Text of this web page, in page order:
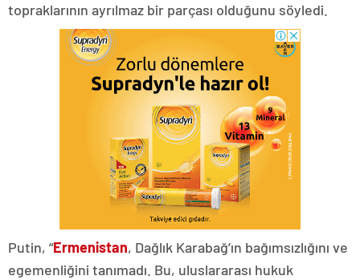
topraklarının ayrılmaz bir parçası olduğunu söyledi.
Putin, “Ermenistan, Dağlık Karabağ’ın bağımsızlığını ve
egemenliğini tanımadı. Bu, uluslararası hukuk